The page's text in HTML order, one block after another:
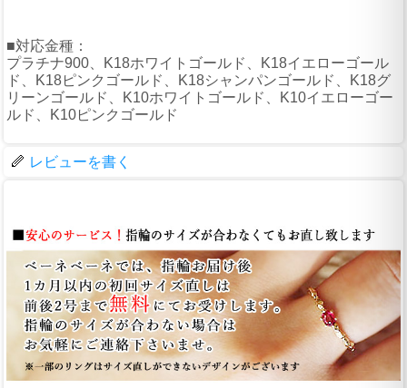
■対応金種：
プラチナ900、K18ホワイトゴールド、K18イエローゴール
ド、K18ピンクゴールド、K18シャンパンゴールド、K18グ
リーンゴールド、K10ホワイトゴールド、K10イエローゴー
ルド、K10ピンクゴールド
レビューを書く